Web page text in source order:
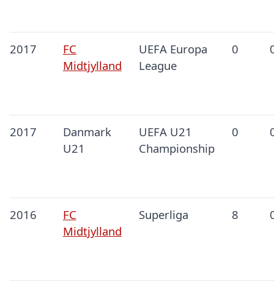
2017
FC
Midtjylland
UEFA Europa
League
0
2017
Danmark
U21
UEFA U21
Championship
0
2016
FC
Midtjylland
Superliga 8